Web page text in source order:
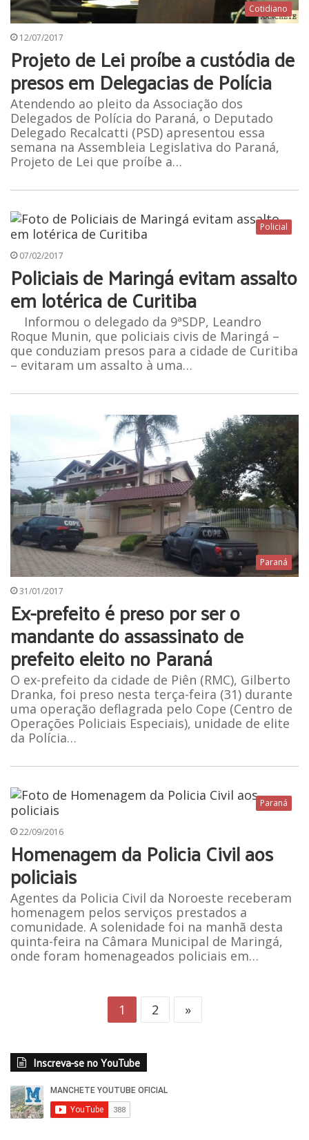
Cotidiano
12/07/2017
Projeto de Lei proíbe a custódia de
presos em Delegacias de Polícia
Atendendo ao pleito da Associação dos
Delegados de Polícia do Paraná, o Deputado
Delegado Recalcatti (PSD) apresentou essa
semana na Assembleia Legislativa do Paraná,
Projeto de Lei que proíbe a…
Policial
07/02/2017
Policiais de Maringá evitam assalto
em lotérica de Curitiba
Informou o delegado da 9ªSDP, Leandro
Roque Munin, que policiais civis de Maringá –
que conduziam presos para a cidade de Curitiba
– evitaram um assalto à uma…
Paraná
31/01/2017
Ex-prefeito é preso por ser o
mandante do assassinato de
prefeito eleito no Paraná
O ex-prefeito da cidade de Piên (RMC), Gilberto
Dranka, foi preso nesta terça-feira (31) durante
uma operação deflagrada pelo Cope (Centro de
Operações Policiais Especiais), unidade de elite
da Polícia…
Paraná
22/09/2016
Homenagem da Policia Civil aos
policiais
Agentes da Policia Civil da Noroeste receberam
homenagem pelos serviços prestados a
comunidade. A solenidade foi na manhã desta
quinta-feira na Câmara Municipal de Maringá,
onde foram homenageados policiais em…
1 2 »
Inscreva-se no YouTube